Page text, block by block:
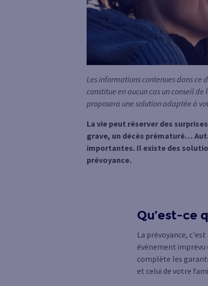
Les informations contenues dans
constitue en aucun cas un conseil
proposera une solution adaptée à
La vie peut réserver des
grave, un décès prématuré…
importantes. Il existe des
prévoyance.
Qu’est-ce
La prévoyance,
événement imprévu
complète les
et celui de votre